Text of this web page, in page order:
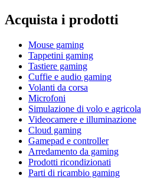
Acquista i prodotti
Mouse gaming
Tappetini gaming
Tastiere gaming
Cuffie e audio gaming
Volanti da corsa
Microfoni
Simulazione di volo e agricola
Videocamere e illuminazione
Cloud gaming
Gamepad e controller
Arredamento da gaming
Prodotti ricondizionati
Parti di ricambio gaming